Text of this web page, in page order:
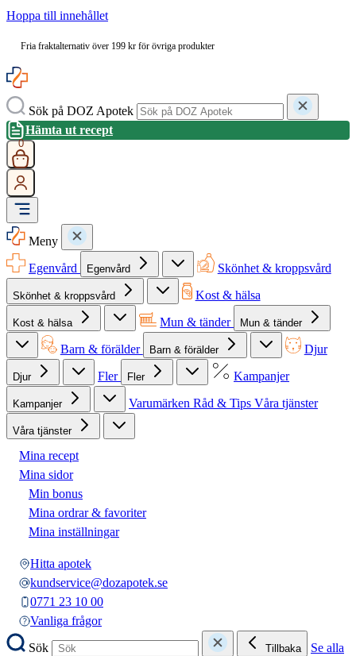
Hoppa till innehållet
Fria fraktalternativ över 199 kr för övriga produkter
Sök på DOZ Apotek
Hämta ut recept
0
Meny
Egenvård
Egenvård Skönhet & kroppsvård
Skönhet & kroppsvård Kost & hälsa
Kost & hälsa Mun & tänder Mun & tänder
Barn & förälder Barn & förälder Djur
Djur Fler Fler Kampanjer
Kampanjer Varumärken Råd & Tips Våra tjänster
Våra tjänster
Mina recept
Mina sidor
Min bonus
Mina ordrar & favoriter
Mina inställningar
Hitta apotek
kundservice@dozapotek.se
0771 23 10 00
Vanliga frågor
Sök
Tillbaka
Se alla